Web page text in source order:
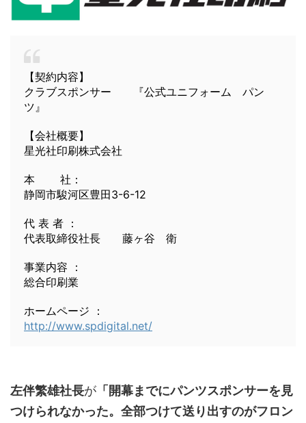
【契約内容】
クラブスポンサー 『公式ユニフォーム パン
ツ』
【会社概要】
星光社印刷株式会社
本 社：
静岡市駿河区豊田3-6-12
代 表 者 ：
代表取締役社長 藤ヶ谷 衛
事業内容 ：
総合印刷業
ホームページ ：
http://www.spdigital.net/
左伴繁雄社長が 「開幕までにパンツスポンサーを見
つけられなかった。全部つけて送り出すのがフロン